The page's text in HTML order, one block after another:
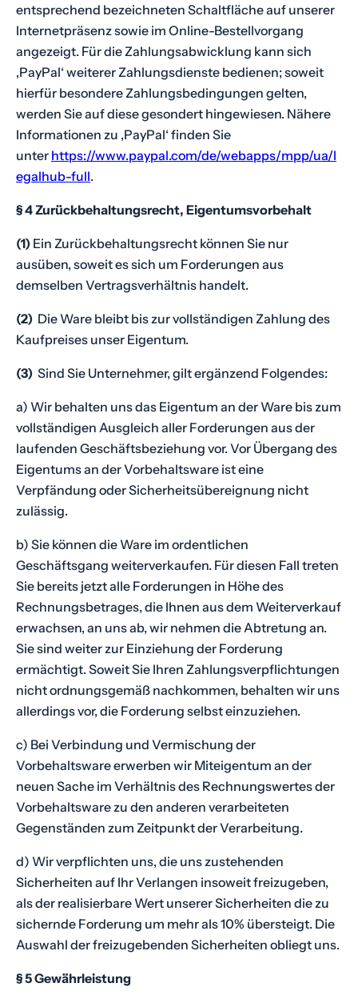
entsprechend bezeichneten Schaltfläche auf unserer
Internetpräsenz sowie im Online-Bestellvorgang
angezeigt. Für die Zahlungsabwicklung kann sich
‚PayPal‘ weiterer Zahlungsdienste bedienen; soweit
hierfür besondere Zahlungsbedingungen gelten,
werden Sie auf diese gesondert hingewiesen. Nähere
Informationen zu ‚PayPal‘ finden Sie
unter https://www.paypal.com/de/webapps/mpp/ua/l
egalhub-full.
§ 4 Zurückbehaltungsrecht, Eigentumsvorbehalt
(1) Ein Zurückbehaltungsrecht können Sie nur
ausüben, soweit es sich um Forderungen aus
demselben Vertragsverhältnis handelt.
(2) Die Ware bleibt bis zur vollständigen Zahlung des
Kaufpreises unser Eigentum.
(3) Sind Sie Unternehmer, gilt ergänzend Folgendes:
a) Wir behalten uns das Eigentum an der Ware bis zum
vollständigen Ausgleich aller Forderungen aus der
laufenden Geschäftsbeziehung vor. Vor Übergang des
Eigentums an der Vorbehaltsware ist eine
Verpfändung oder Sicherheitsübereignung nicht
zulässig.
b) Sie können die Ware im ordentlichen
Geschäftsgang weiterverkaufen. Für diesen Fall treten
Sie bereits jetzt alle Forderungen in Höhe des
Rechnungsbetrages, die Ihnen aus dem Weiterverkauf
erwachsen, an uns ab, wir nehmen die Abtretung an.
Sie sind weiter zur Einziehung der Forderung
ermächtigt. Soweit Sie Ihren Zahlungsverpflichtungen
nicht ordnungsgemäß nachkommen, behalten wir uns
allerdings vor, die Forderung selbst einzuziehen.
c) Bei Verbindung und Vermischung der
Vorbehaltsware erwerben wir Miteigentum an der
neuen Sache im Verhältnis des Rechnungswertes der
Vorbehaltsware zu den anderen verarbeiteten
Gegenständen zum Zeitpunkt der Verarbeitung.
d) Wir verpflichten uns, die uns zustehenden
Sicherheiten auf Ihr Verlangen insoweit freizugeben,
als der realisierbare Wert unserer Sicherheiten die zu
sichernde Forderung um mehr als 10% übersteigt. Die
Auswahl der freizugebenden Sicherheiten obliegt uns.
§ 5 Gewährleistung